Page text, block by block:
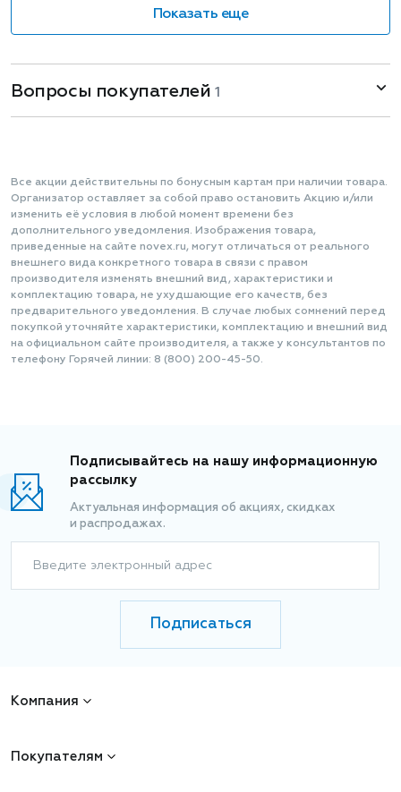
Показать еще
Вопросы покупателей 1
Все акции действительны по бонусным картам при наличии товара.
Организатор оставляет за собой право остановить Акцию и/или
изменить её условия в любой момент времени без
дополнительного уведомления. Изображения товара,
приведенные на сайте novex.ru, могут отличаться от реального
внешнего вида конкретного товара в связи с правом
производителя изменять внешний вид, характеристики и
комплектацию товара, не ухудшающие его качеств, без
предварительного уведомления. В случае любых сомнений перед
покупкой уточняйте характеристики, комплектацию и внешний вид
на официальном сайте производителя, а также у консультантов по
телефону Горячей линии: 8 (800) 200-45-50.
Подписывайтесь на нашу информационную
рассылку
Актуальная информация об акциях, скидках
и распродажах.
Введите электронный адрес
Подписаться
Компания
Покупателям